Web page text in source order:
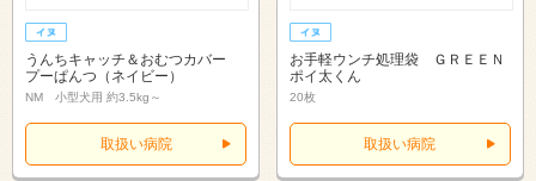
うんちキャッチ＆おむつカバー
プーぱんつ（ネイビー）
NM 小型犬用 約3.5kg～
取扱い病院
お手軽ウンチ処理袋 ＧＲＥＥＮ
ポイ太くん
20枚
取扱い病院